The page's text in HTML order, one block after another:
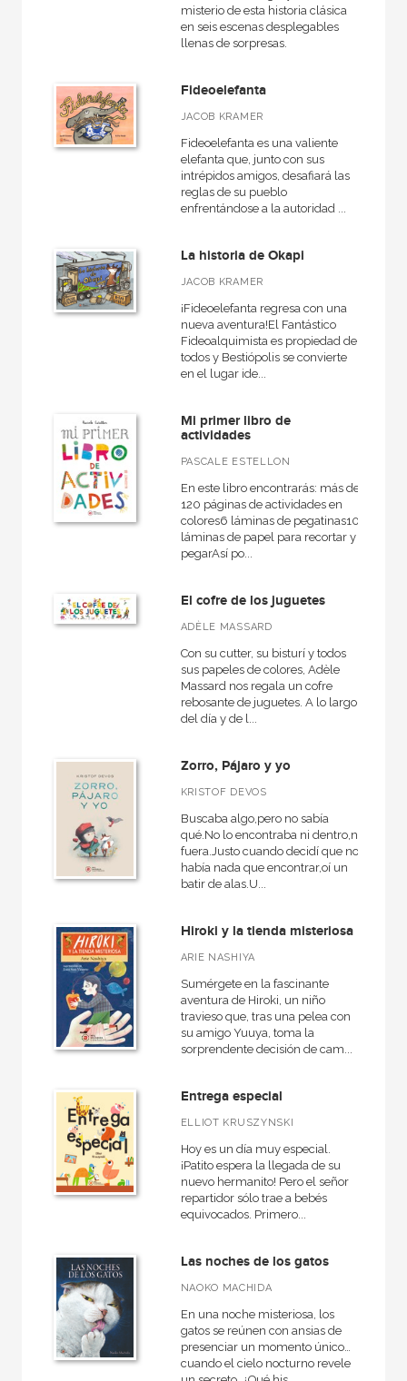
misterio de esta historia clásica
en seis escenas desplegables
llenas de sorpresas.
Fideoelefanta
JACOB KRAMER
Fideoelefanta es una valiente
elefanta que, junto con sus
intrépidos amigos, desafiará las
reglas de su pueblo
enfrentándose a la autoridad ...
La historia de Okapi
JACOB KRAMER
¡Fideoelefanta regresa con una
nueva aventura!El Fantástico
Fideoalquimista es propiedad de
todos y Bestiópolis se convierte
en el lugar ide...
Mi primer libro de
actividades
PASCALE ESTELLON
En este libro encontrarás: más de
120 páginas de actividades en
colores6 láminas de pegatinas10
láminas de papel para recortar y
pegarAsí po...
El cofre de los juguetes
ADÈLE MASSARD
Con su cutter, su bisturí y todos
sus papeles de colores, Adèle
Massard nos regala un cofre
rebosante de juguetes. A lo largo
del día y de l...
Zorro, Pájaro y yo
KRISTOF DEVOS
Buscaba algo,pero no sabía
qué.No lo encontraba ni dentro,ni
fuera.Justo cuando decidí que no
había nada que encontrar,oí un
batir de alas.U...
Hiroki y la tienda misteriosa
ARIE NASHIYA
Sumérgete en la fascinante
aventura de Hiroki, un niño
travieso que, tras una pelea con
su amigo Yuuya, toma la
sorprendente decisión de cam...
Entrega especial
ELLIOT KRUSZYNSKI
Hoy es un día muy especial.
¡Patito espera la llegada de su
nuevo hermanito! Pero el señor
repartidor sólo trae a bebés
equivocados. Primero...
Las noches de los gatos
NAOKO MACHIDA
En una noche misteriosa, los
gatos se reúnen con ansias de
presenciar un momento único…
cuando el cielo nocturno revele